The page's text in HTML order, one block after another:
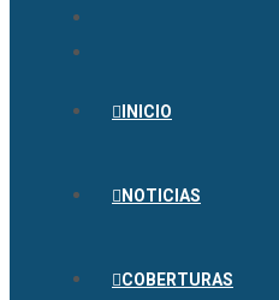
INICIO
NOTICIAS
COBERTURAS